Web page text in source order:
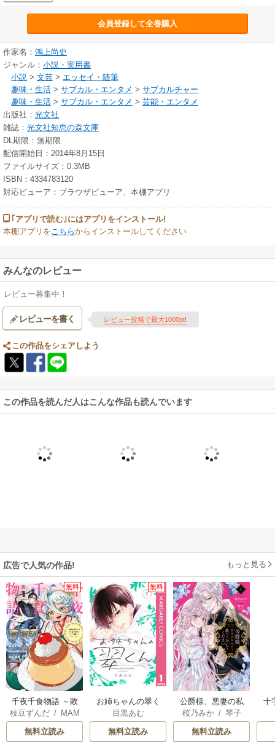
会員登録して全巻購入
作家名： 鴻上尚史
ジャンル： 小説・実用書
小説 > 文芸 > エッセイ・随筆
趣味・生活 > サブカル・エンタメ > サブカルチャー
趣味・生活 > サブカル・エンタメ > 芸能・エンタメ
出版社： 光文社
雑誌： 光文社知恵の森文庫
DL期限：無期限
配信開始日：2014年8月15日
ファイルサイズ：0.3MB
ISBN：4334783120
対応ビューア：ブラウザビューア、本棚アプリ
｢アプリで読む｣にはアプリをインストール!
本棚アプリを こちらからインストールしてください
みんなのレビュー
レビュー募集中！
レビューを書く レビュー投稿で最大1000pt!
この作品をシェアしよう
この作品を読んだ人はこんな作品も読んでいます
広告で人気の作品! もっと見る
無料
千夜千食物語 ～敗
国の姫ですが氷の
皇子殿下がどうも
溺愛してくれてい
枝豆ずんだ/ MAM
AKOTO
/ 鴉羽凛燈
無料立読み
無料
お姉ちゃんの翠く
ん
目黒あむ
無料立読み
公爵様、悪妻の私
はもう放っておい
てください
桜乃みか/ 琴子
無料立読み
十